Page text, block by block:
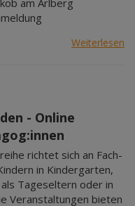
Weiterlesen
- Online
richtet sich an Fach-
in Kindergarten,
Tageseltern oder in
Veranstaltungen bieten